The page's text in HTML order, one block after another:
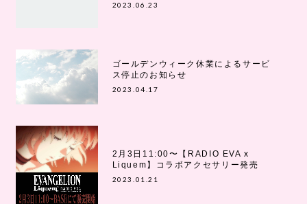
2023.06.23
ゴールデンウィーク休業によるサービ
ス停止のお知らせ
2023.04.17
2月3日11:00〜【RADIO EVA x
Liquem】コラボアクセサリー発売
2023.01.21